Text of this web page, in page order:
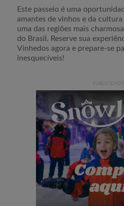
Este passeio é uma
amantes de vinhos e da
uma das regiões mais
do Brasil. Reserve sua
Vinhedos agora e prepare-se
inesquecíveis!
PUBLICIDADE